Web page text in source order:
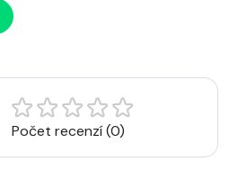
Počet recenzí (0)